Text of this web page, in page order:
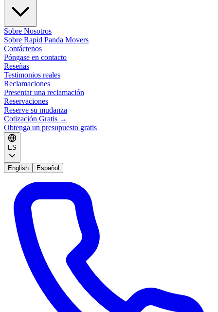
Sobre Nosotros
Sobre Rapid Panda Movers
Contáctenos
Póngase en contacto
Reseñas
Testimonios reales
Reclamaciones
Presentar una reclamación
Reservaciones
Reserve su mudanza
Cotización Gratis →
Obtenga un presupuesto gratis
ES
English Español